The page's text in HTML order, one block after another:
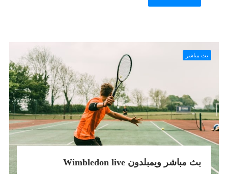
بث مباشر
بث مباشر ويمبلدون Wimbledon live